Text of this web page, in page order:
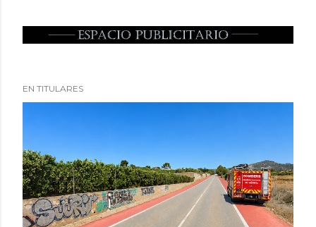
EN TITULARES